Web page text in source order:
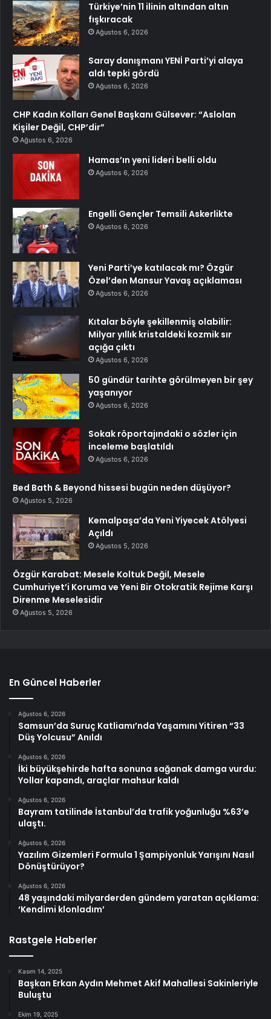
Türkiye’nin 11 ilinin altından altın
fışkıracak
Ağustos 6, 2026
Saray danışmanı YENİ Parti’yi alaya
aldı tepki gördü
Ağustos 6, 2026
CHP Kadın Kolları Genel Başkanı Gülsever: “Aslolan
Kişiler Değil, CHP’dir”
Ağustos 6, 2026
Hamas’ın yeni lideri belli oldu
Ağustos 6, 2026
Engelli Gençler Temsili Askerlikte
Ağustos 6, 2026
Yeni Parti’ye katılacak mı? Özgür
Özel’den Mansur Yavaş açıklaması
Ağustos 6, 2026
Kıtalar böyle şekillenmiş olabilir:
Milyar yıllık kristaldeki kozmik sır
açığa çıktı
Ağustos 6, 2026
50 gündür tarihte görülmeyen bir şey
yaşanıyor
Ağustos 6, 2026
Sokak röportajındaki o sözler için
inceleme başlatıldı
Ağustos 6, 2026
Bed Bath & Beyond hissesi bugün neden düşüyor?
Ağustos 5, 2026
Kemalpaşa’da Yeni Yiyecek Atölyesi
Açıldı
Ağustos 5, 2026
Özgür Karabat: Mesele Koltuk Değil, Mesele
Cumhuriyet’i Koruma ve Yeni Bir Otokratik Rejime Karşı
Direnme Meselesidir
Ağustos 5, 2026
En Güncel Haberler
Ağustos 6, 2026
Samsun’da Suruç Katliamı’nda Yaşamını Yitiren “33
Düş Yolcusu” Anıldı
Ağustos 6, 2026
İki büyükşehirde hafta sonuna sağanak damga vurdu:
Yollar kapandı, araçlar mahsur kaldı
Ağustos 6, 2026
Bayram tatilinde İstanbul’da trafik yoğunluğu %63’e
ulaştı.
Ağustos 6, 2026
Yazılım Gizemleri Formula 1 Şampiyonluk Yarışını Nasıl
Dönüştürüyor?
Ağustos 6, 2026
48 yaşındaki milyarderden gündem yaratan açıklama:
‘Kendimi klonladım’
Rastgele Haberler
Kasım 14, 2025
Başkan Erkan Aydın Mehmet Akif Mahallesi Sakinleriyle
Buluştu
Ekim 19, 2025